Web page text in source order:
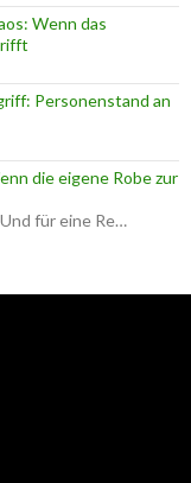
Wenn das
Personenstand an
die eigene Robe zur
für eine Re…